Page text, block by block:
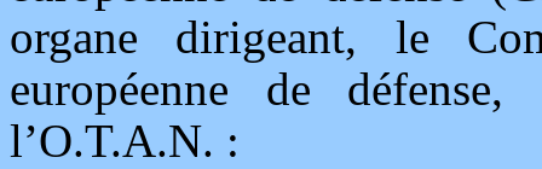
organe dirigeant, le
européenne de
l’O.T.A.N. :